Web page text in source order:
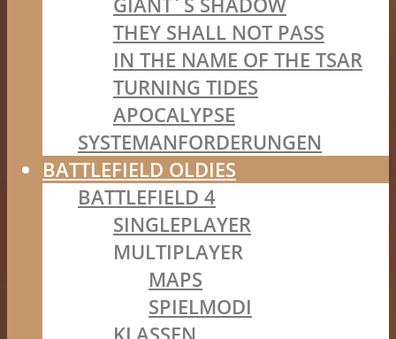
THEY SHALL NOT PASS
IN THE NAME OF THE TSAR
TURNING TIDES
APOCALYPSE
SYSTEMANFORDERUNGEN
BATTLEFIELD OLDIES
BATTLEFIELD 4
SINGLEPLAYER
MULTIPLAYER
MAPS
SPIELMODI